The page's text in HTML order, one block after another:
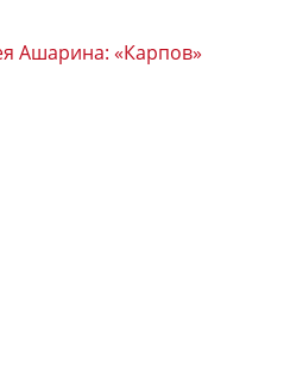
Ашарина: «Карпов»